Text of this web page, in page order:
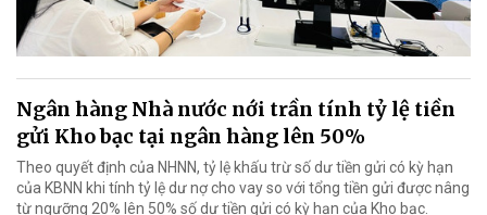
Ngân hàng Nhà nước nới trần tính tỷ lệ tiền
gửi Kho bạc tại ngân hàng lên 50%
Theo quyết định của NHNN, tỷ lệ khấu trừ số dư tiền gửi có kỳ hạn
của KBNN khi tính tỷ lệ dư nợ cho vay so với tổng tiền gửi được nâng
từ ngưỡng 20% lên 50% số dư tiền gửi có kỳ hạn của Kho bạc.